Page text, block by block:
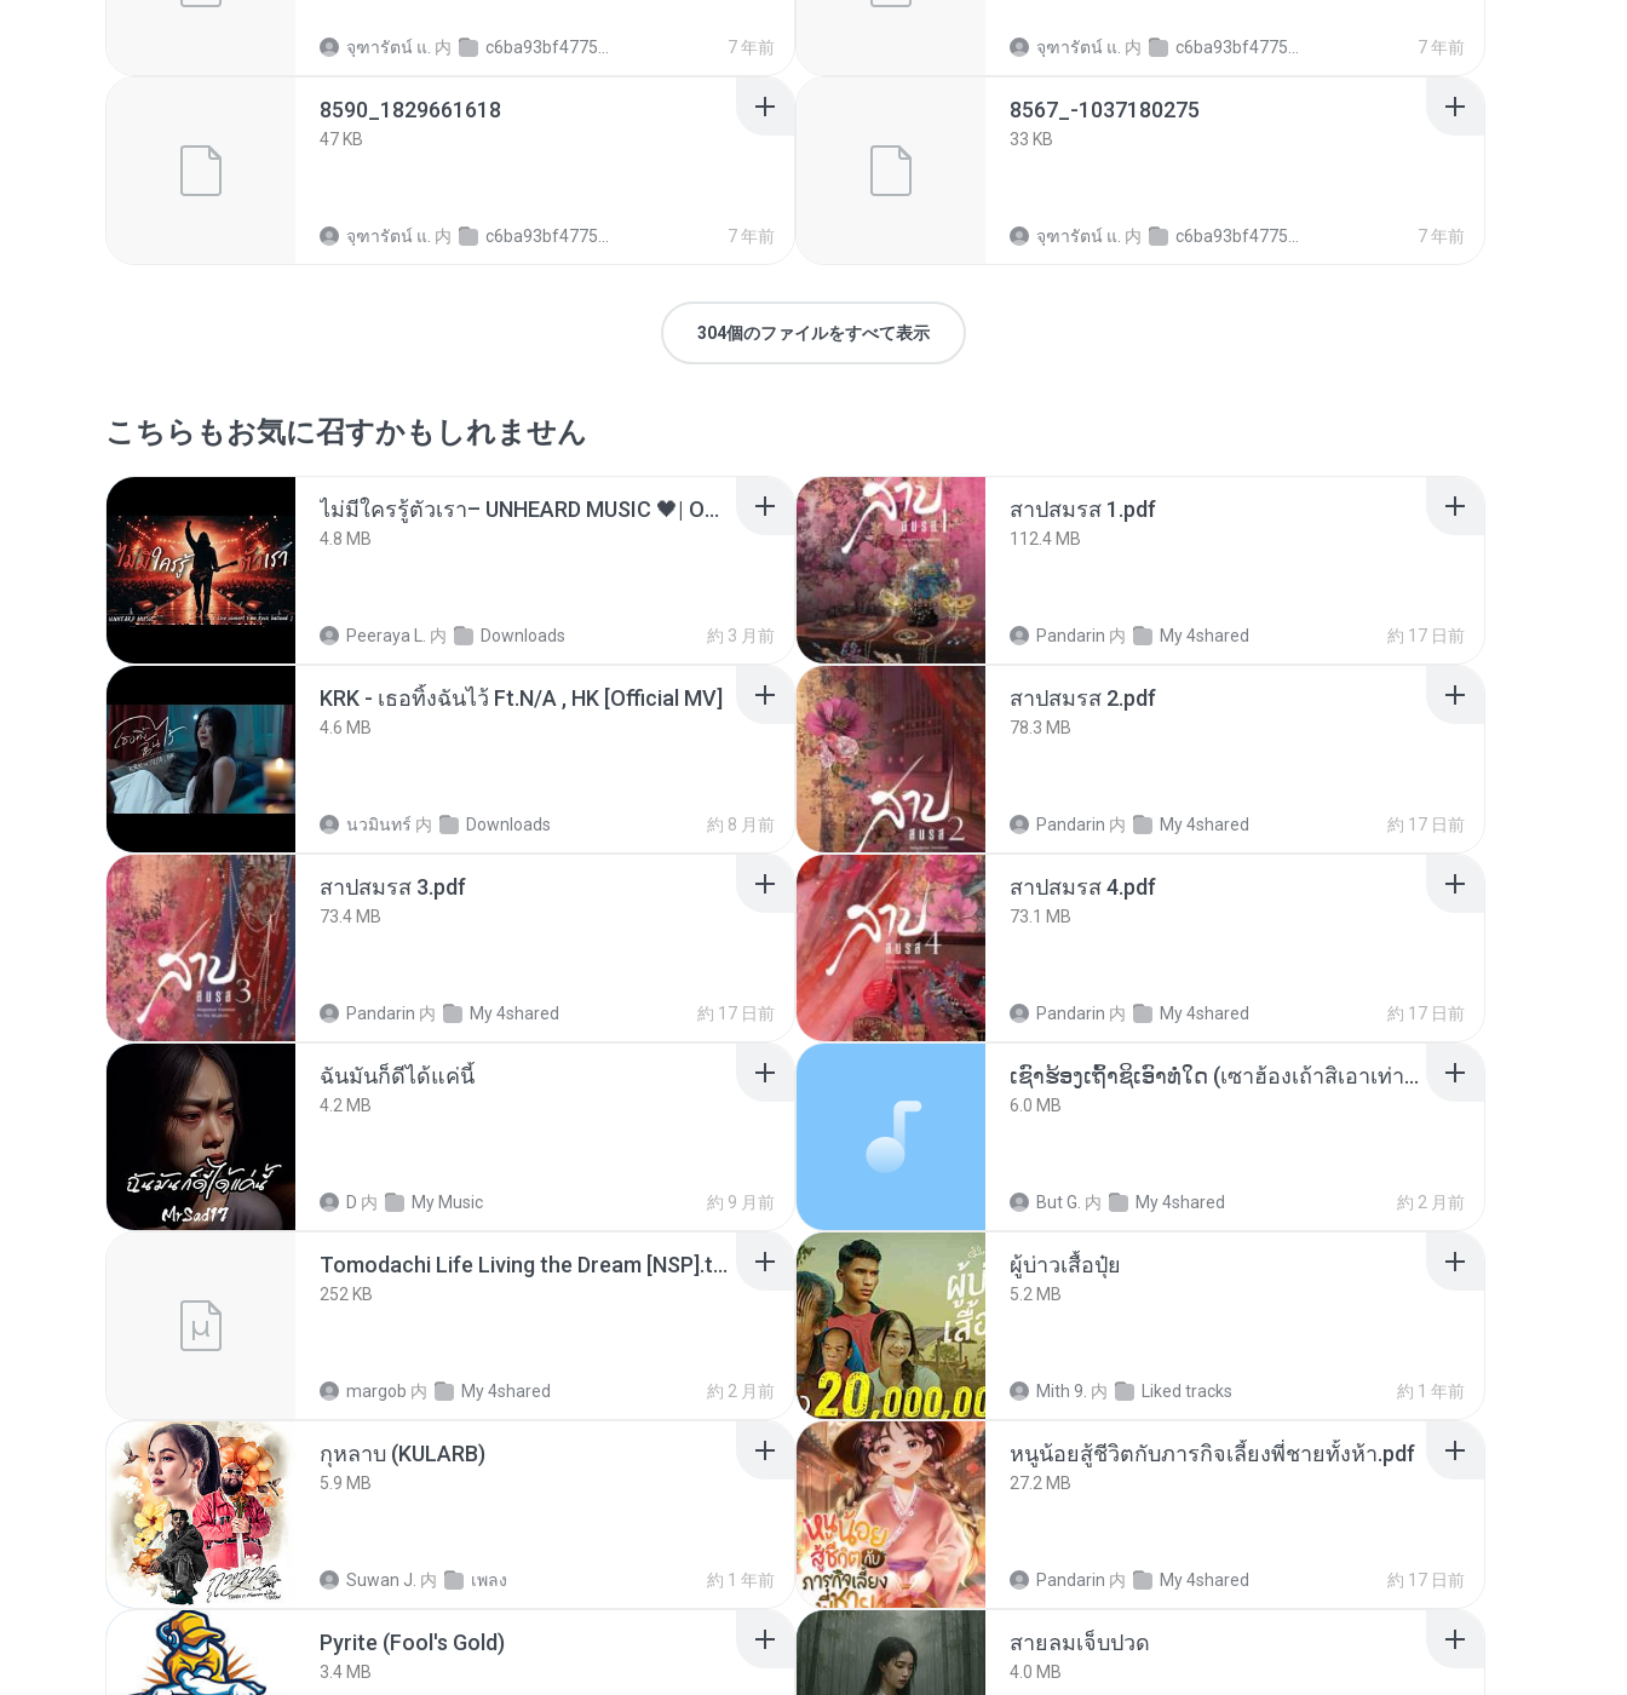
จุฑารัตน์ แ. 内 c6ba93bf4775956b5b18ad69ce4aa4082 7 年前 จุฑารัตน์ แ. 内 c6ba93bf4775956b5b18ad69ce4aa4082 7 年前
8590_1829661618
47 KB
จุฑารัตน์ แ. 内 c6ba93bf4775956b5b18ad69ce4aa4082 7 年前
8567_-1037180275
33 KB
จุฑารัตน์ แ. 内 c6ba93bf4775956b5b18ad69ce4aa4082 7 年前
304個のファイルをすべて表示
こちらもお気に召すかもしれません
ไม่มีใครรู้ตัวเรา– UNHEARD MUSIC 🖤| Official Lyric Video | เพลงสู้ชีวิต
4.8 MB
Peeraya L. 内 Downloads 約 3 月前
สาปสมรส 1.pdf
112.4 MB
Pandarin 内 My 4shared 約 17 日前
KRK - เธอทิ้งฉันไว้ Ft.N/A , HK [Official MV]
4.6 MB
นวมินทร์ 内 Downloads 約 8 月前
สาปสมรส 2.pdf
78.3 MB
Pandarin 内 My 4shared 約 17 日前
สาปสมรส 3.pdf
73.4 MB
Pandarin 内 My 4shared 約 17 日前
สาปสมรส 4.pdf
73.1 MB
Pandarin 内 My 4shared 約 17 日前
ฉันมันก็ดีได้แค่นี้
4.2 MB
D 内 My Music 約 9 月前
ເຊົາຮ້ອງເຖົ້າຊິເອົາທໍ່ໃດ (เซาฮ้องเถ้าสิเอาเท่าใด) ບຸນເກີດ ຫນູຫ່ວງ ft. ໂສພາ ຈຸນທະລາ
6.0 MB
But G. 内 My 4shared 約 2 月前
Tomodachi Life Living the Dream [NSP].torrent
252 KB
margob 内 My 4shared 約 2 月前
ผู้บ่าวเสื้อปุ๋ย
5.2 MB
Mith 9. 内 Liked tracks 約 1 年前
กุหลาบ (KULARB)
5.9 MB
Suwan J. 内 เพลง 約 1 年前
หนูน้อยสู้ชีวิตกับภารกิจเลี้ยงพี่ชายทั้งห้า.pdf
27.2 MB
Pandarin 内 My 4shared 約 17 日前
Pyrite (Fool's Gold)
3.4 MB
สายลมเจ็บปวด
4.0 MB